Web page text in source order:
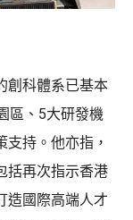
創科體系已基本
區、5大研發機
持。他亦指，
括再次指示香港
造國際高端人才